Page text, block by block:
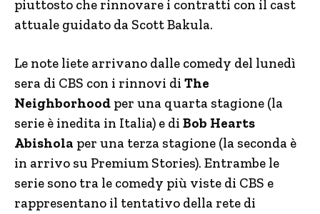
piuttosto che rinnovare i contratti con il cast
attuale guidato da Scott Bakula.
Le note liete arrivano dalle comedy del lunedì
sera di CBS con i rinnovi di The
Neighborhood per una quarta stagione (la
serie è inedita in Italia) e di Bob Hearts
Abishola per una terza stagione (la seconda è
in arrivo su Premium Stories). Entrambe le
serie sono tra le comedy più viste di CBS e
rappresentano il tentativo della rete di